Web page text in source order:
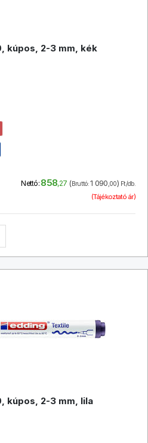
kúpos, 2-3 mm, kék
Nettó: 858,27 (Bruttó:1 090,00) Ft/db.
(Tájékoztató ár)
kúpos, 2-3 mm, lila